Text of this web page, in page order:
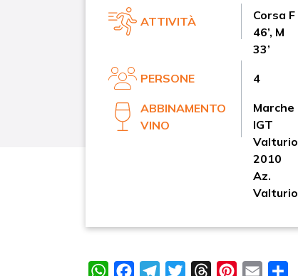
ATTIVITÀ
Corsa F
46’, M
33’
PERSONE 4
ABBINAMENTO
VINO
Marche
IGT
Valturio
2010
Az.
Valturio
WhatsAppFacebookTelegramTwitterThreadsPinterest
Email